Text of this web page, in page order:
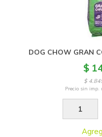
DOG CHOW GRAN
$
$
Precio sin